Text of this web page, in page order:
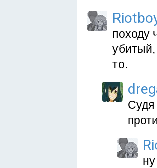
походу
убитый,
то.
Судя